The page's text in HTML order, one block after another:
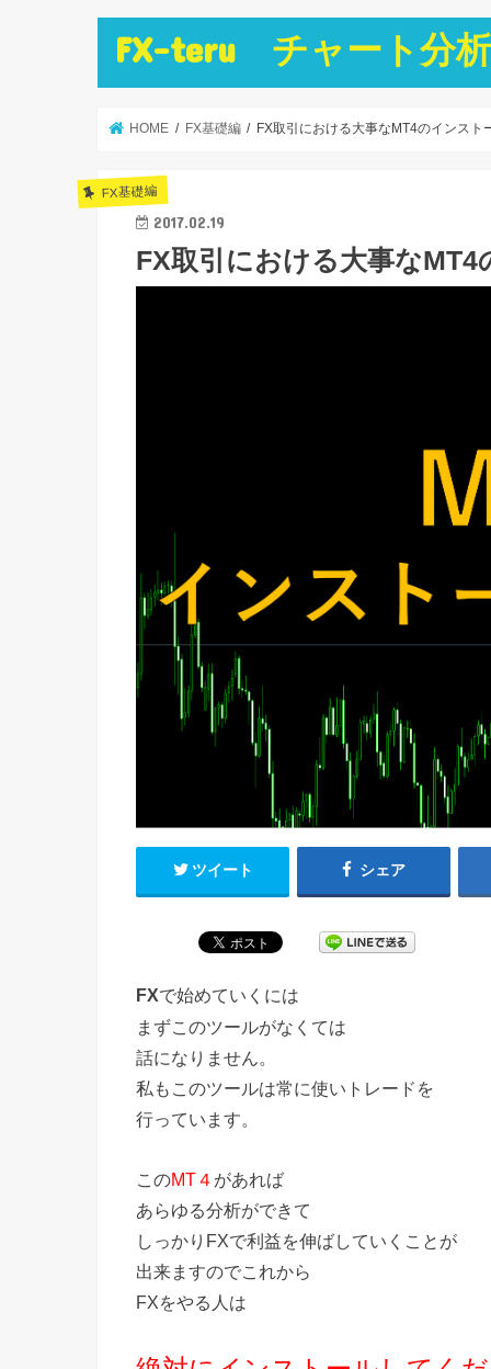
FX-teru チャート分
HOME FX基礎編 FX取引における大事なMT4のインスト
FX基礎編
2017.02.19
FX取引における大事な
ツイート シェア
FXで始めていくには
まずこのツールがなくては
話になりません。
私もこのツールは常に使いトレードを
行っています。
このMT４ があれば
あらゆる分析ができて
しっかりFXで利益を伸ばしていくことが
出来ますのでこれから
FXをやる人は